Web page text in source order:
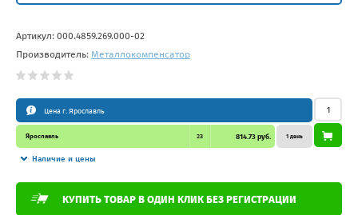
Артикул: 000.4859.269.000-02
Производитель: Металлокомпенсатор
Цена г. Ярославль
Ярославль 23 814.73 руб.
Наличие и цены
1 день
КУПИТЬ ТОВАР В ОДИН КЛИК БЕЗ РЕГИСТРАЦИИ